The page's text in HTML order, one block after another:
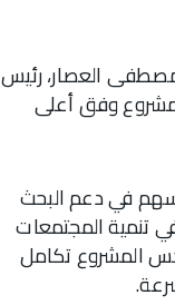
العصار، رئيس
وفق أعلى
في دعم البحث
تنمية المجتمعات
المشروع تكامل